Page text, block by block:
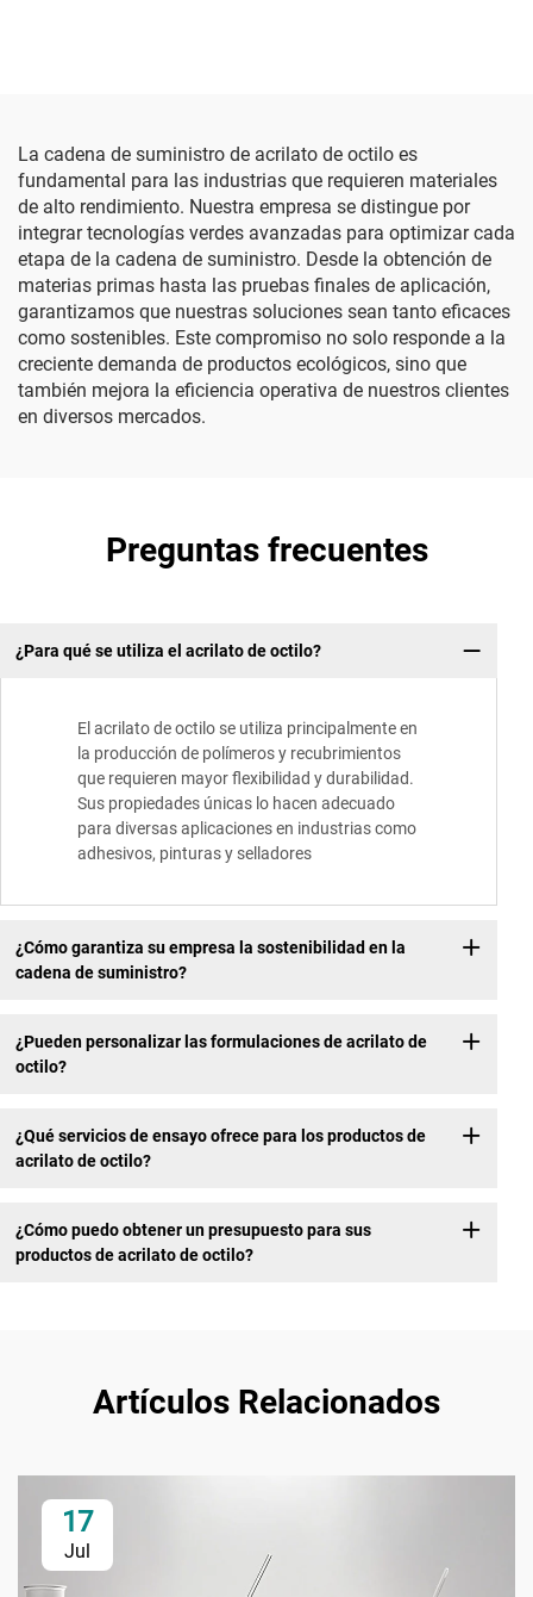
La cadena de suministro de acrilato de octilo es
fundamental para las industrias que requieren materiales
de alto rendimiento. Nuestra empresa se distingue por
integrar tecnologías verdes avanzadas para optimizar cada
etapa de la cadena de suministro. Desde la obtención de
materias primas hasta las pruebas finales de aplicación,
garantizamos que nuestras soluciones sean tanto eficaces
como sostenibles. Este compromiso no solo responde a la
creciente demanda de productos ecológicos, sino que
también mejora la eficiencia operativa de nuestros clientes
en diversos mercados.
Preguntas frecuentes
¿Para qué se utiliza el acrilato de octilo?
El acrilato de octilo se utiliza principalmente en
la producción de polímeros y recubrimientos
que requieren mayor flexibilidad y durabilidad.
Sus propiedades únicas lo hacen adecuado
para diversas aplicaciones en industrias como
adhesivos, pinturas y selladores
¿Cómo garantiza su empresa la sostenibilidad en la
cadena de suministro?
¿Pueden personalizar las formulaciones de acrilato de
octilo?
¿Qué servicios de ensayo ofrece para los productos de
acrilato de octilo?
¿Cómo puedo obtener un presupuesto para sus
productos de acrilato de octilo?
Artículos Relacionados
17
Jul